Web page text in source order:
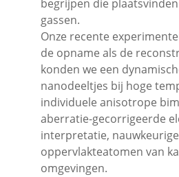
begrijpen die
gassen.
Onze recente
de opname als de
konden we een
nanodeeltjes bij hoge
individuele anisotrope
aberratie-gecorrigeerde
interpretatie,
oppervlakteatomen van
omgevingen.